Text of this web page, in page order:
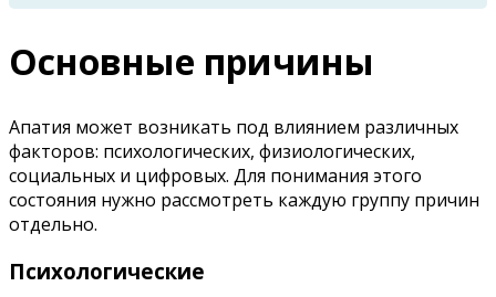
Основные причины
Апатия может возникать под влиянием различных
факторов: психологических, физиологических,
социальных и цифровых. Для понимания этого
состояния нужно рассмотреть каждую группу причин
отдельно.
Психологические